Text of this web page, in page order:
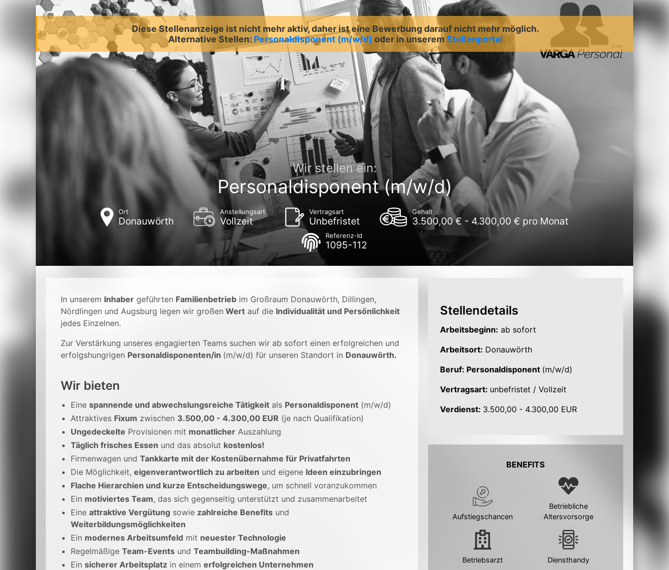
Diese Stellenanzeige ist nicht mehr aktiv, daher ist eine Bewerbung darauf nicht mehr möglich.
Alternative Stellen: Personaldisponent (m/w/d) oder in unserem Stellenportal
Wir stellen ein:
Personaldisponent (m/w/d)
Ort
Donauwörth
Anstellungsart
Vollzeit
Vertragsart
Unbefristet
Gehalt
3.500,00 € - 4.300,00 € pro Monat
Referenz-Id
1095-112
In unserem Inhaber geführten Familienbetrieb im Großraum Donauwörth, Dillingen,
Nördlingen und Augsburg legen wir großen Wert auf die Individualität und Persönlichkeit
jedes Einzelnen.
Zur Verstärkung unseres engagierten Teams suchen wir ab sofort einen erfolgreichen und
erfolgshungrigen Personaldisponenten/in (m/w/d) für unseren Standort in Donauwörth.
Wir bieten
Eine spannende und abwechslungsreiche Tätigkeit als Personaldisponent (m/w/d)
Attraktives Fixum zwischen 3.500,00 - 4.300,00 EUR (je nach Qualifikation)
Ungedeckelte Provisionen mit monatlicher Auszahlung
Täglich frisches Essen und das absolut kostenlos!
Firmenwagen und Tankkarte mit der Kostenübernahme für Privatfahrten
Die Möglichkeit, eigenverantwortlich zu arbeiten und eigene Ideen einzubringen
Flache Hierarchien und kurze Entscheidungswege, um schnell voranzukommen
Ein motiviertes Team, das sich gegenseitig unterstützt und zusammenarbeitet
Eine attraktive Vergütung sowie zahlreiche Benefits und
Weiterbildungsmöglichkeiten
Ein modernes Arbeitsumfeld mit neuester Technologie
Regelmäßige Team-Events und Teambuilding-Maßnahmen
Ein sicherer Arbeitsplatz in einem erfolgreichen Unternehmen
Stellendetails
Arbeitsbeginn: ab sofort
Arbeitsort: Donauwörth
Beruf: Personaldisponent (m/w/d)
Vertragsart: unbefristet / Vollzeit
Verdienst: 3.500,00 - 4.300,00 EUR
BENEFITS
Aufstiegschancen
Betriebliche
Altersvorsorge
Betriebsarzt Diensthandy